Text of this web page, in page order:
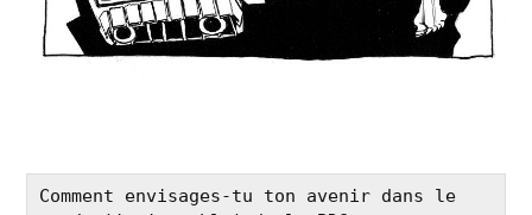
Comment envisages-tu ton avenir dans le